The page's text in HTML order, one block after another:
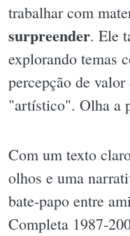
trabalhar com
surpreender. Ele
explorando temas
percepção de
"artístico". Olha a
Com um texto
olhos e uma
bate-papo entre
Completa 1987-